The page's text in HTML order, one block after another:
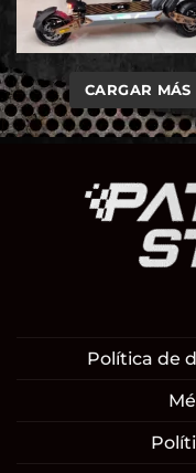
CARGAR MÁS
Política de